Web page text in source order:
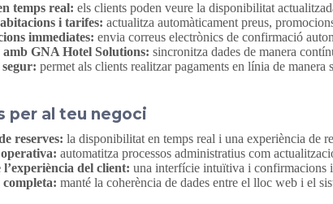
temps real: els clients poden veure la disponibilitat
i tarifes: actualitza automàticament preus,
immediates: envia correus electrònics de confirmació
GNA Hotel Solutions: sincronitza dades de manera
permet als clients realitzar pagaments en línia de manera
per al teu negoci
reserves: la disponibilitat en temps real i una experiència de
automatitza processos administratius com
del client: una interfície intuïtiva i confirmacions
manté la coherència de dades entre el lloc web i el